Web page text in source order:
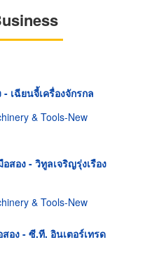
- เฉียนจี้เครื่องจักรกล
& Tools-New
สอง - วิทูลเจริญรุ่งเรือง
& Tools-New
อง - ซี.ที. อินเตอร์เทรด